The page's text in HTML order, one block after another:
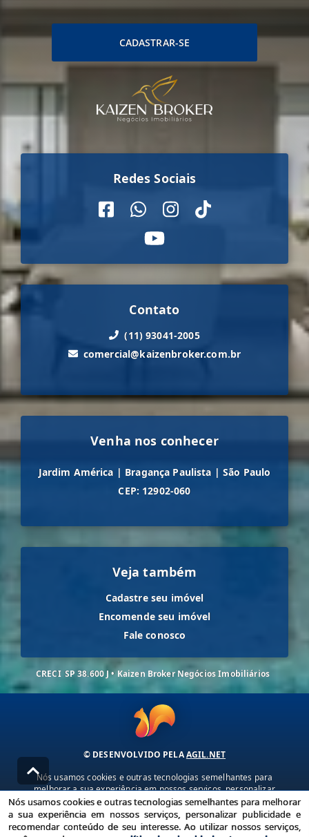
CADASTRAR-SE
Redes Sociais
Contato
(11) 93041-2005
comercial@kaizenbroker.com.br
Venha nos conhecer
Jardim América | Bragança Paulista | São Paulo
CEP: 12902-060
Veja também
Cadastre seu imóvel
Encomende seu imóvel
Fale conosco
CRECI SP 38.600 J • Kaizen Broker Negócios Imobiliários
© DESENVOLVIDO PELAAGIL.NET
Nós usamos cookies e outras tecnologias semelhantes para
melhorar a sua experiência em nossos serviços, personalizar
publicidade e recomendar conteúdo de seu interesse. Ao utilizar
nossos serviços, você concorda com nossa política de privacidade e
termos de uso.
Nós usamos cookies e outras tecnologias semelhantes para melhorar
a sua experiência em nossos serviços, personalizar publicidade e
recomendar conteúdo de seu interesse. Ao utilizar nossos serviços,